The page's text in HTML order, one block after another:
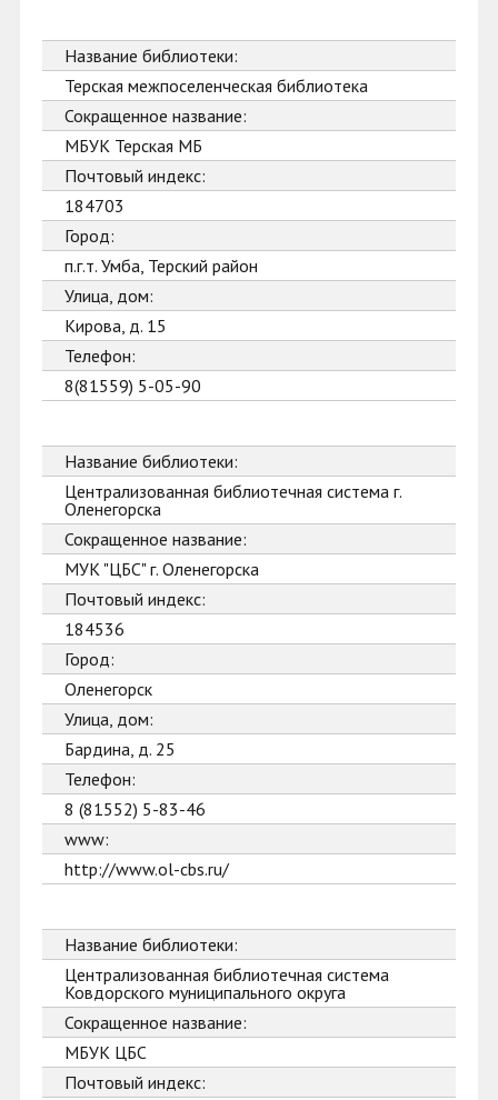
Название библиотеки:
Терская межпоселенческая библиотека
Сокращенное название:
МБУК Терская МБ
Почтовый индекс:
184703
Город:
п.г.т. Умба, Терский район
Улица, дом:
Кирова, д. 15
Телефон:
8(81559) 5-05-90
Название библиотеки:
Централизованная библиотечная система г.
Оленегорска
Сокращенное название:
МУК "ЦБС" г. Оленегорска
Почтовый индекс:
184536
Город:
Оленегорск
Улица, дом:
Бардина, д. 25
Телефон:
8 (81552) 5-83-46
www:
http://www.ol-cbs.ru/
Название библиотеки:
Централизованная библиотечная система
Ковдорского муниципального округа
Сокращенное название:
МБУК ЦБС
Почтовый индекс: